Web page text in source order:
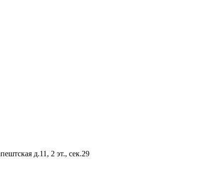
д.11, 2 эт., сек.29